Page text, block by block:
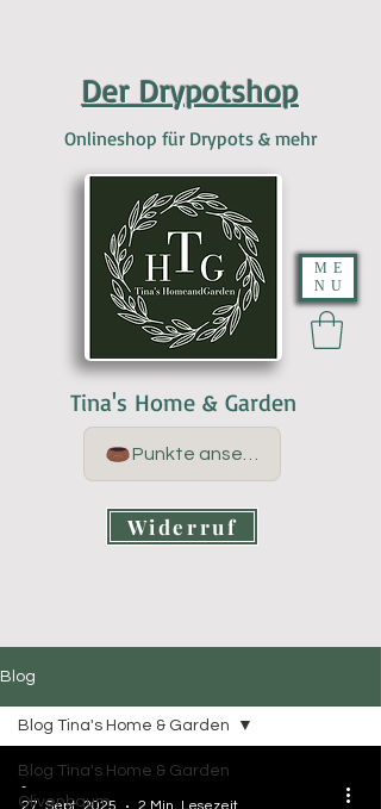
Der Drypotshop
Onlineshop für Drypots & mehr
ME
NU
Tina's Home & Garden
Widerruf
Blog
Blog Tina's Home & Garden
Olivenbaum
Blog Tina's Home & Garden
-